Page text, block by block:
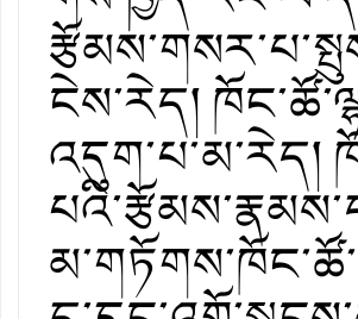
ངེས་རེད།
འདུག་པ་མ་རེད།